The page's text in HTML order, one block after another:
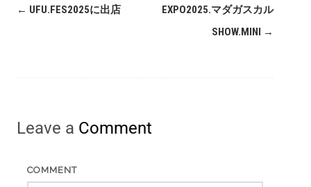
← UFU.FES2025に出店
EXPO2025.マダガスカル
SHOW.MINI →
Leave a Comment
COMMENT